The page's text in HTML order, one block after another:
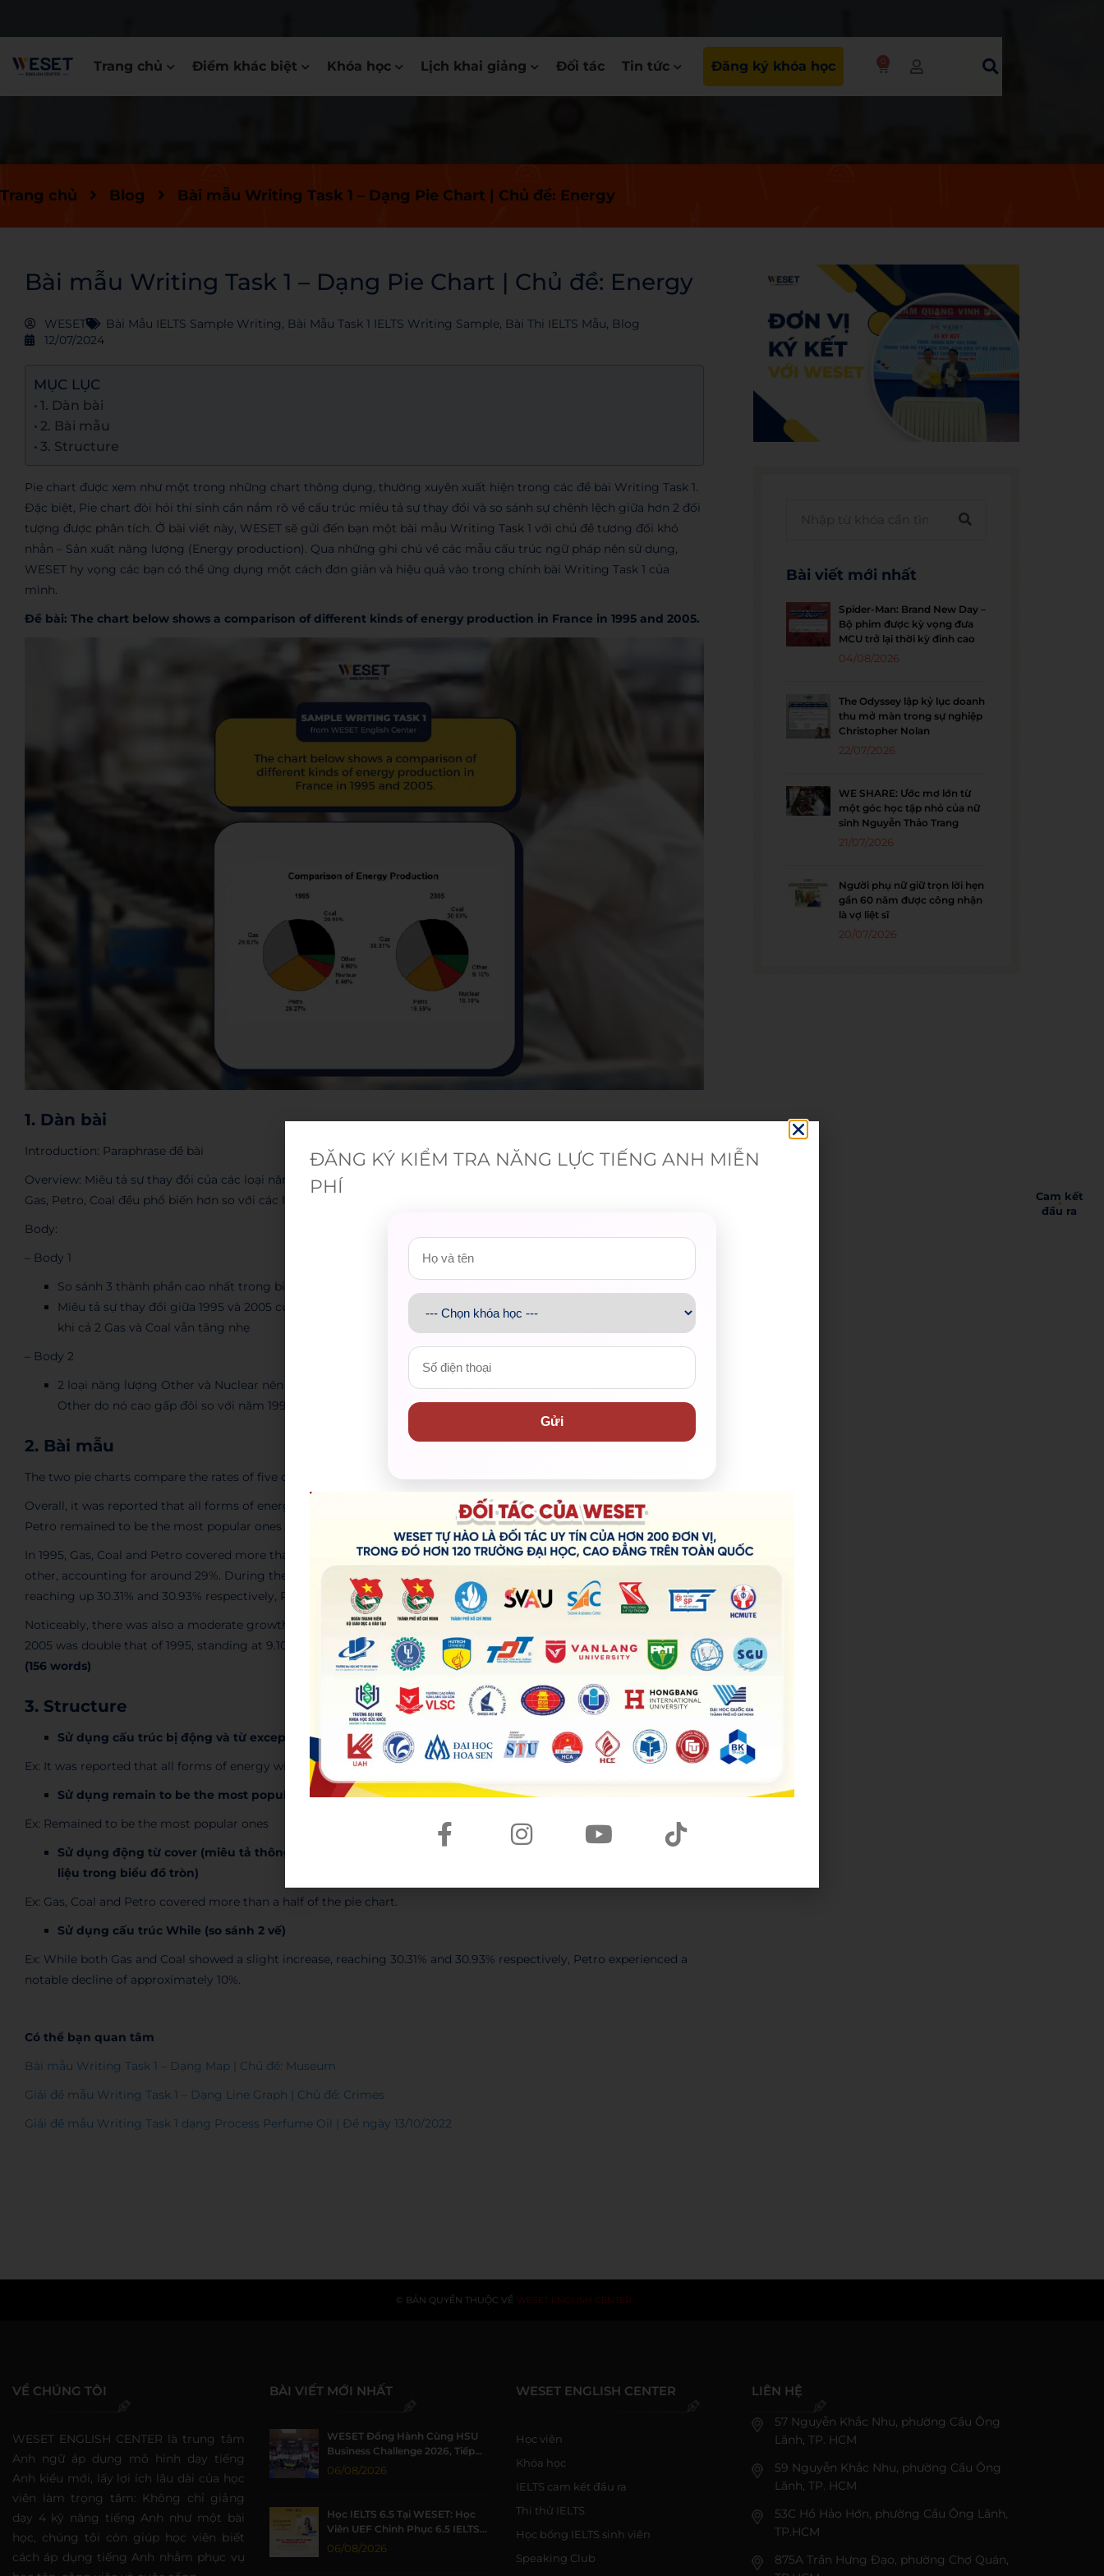
Trang chủ Điểm khác biệt Khóa học Lịch khai giảng Đối tác Tin tức Đăng ký khóa học 0
Trang chủ Blog Bài mẫu Writing Task 1 – Dạng Pie Chart | Chủ đề: Energy
Bài mẫu Writing Task 1 – Dạng Pie Chart | Chủ đề: Energy
WESET Bài Mẫu IELTS Sample Writing, Bài Mẫu Task 1 IELTS Writing Sample, Bài Thi IELTS Mẫu, Blog
12/07/2024
MỤC LỤC
1. Dàn bài
2. Bài mẫu
3. Structure
Pie chart được xem như một trong những chart thông dụng, thường xuyên xuất hiện trong các đề bài Writing Task 1.
Đặc biệt, Pie chart đòi hỏi thí sinh cần nắm rõ về cấu trúc miêu tả sự thay đổi và so sánh sự chênh lệch giữa hơn 2 đối
tượng được phân tích. Ở bài viết này, WESET sẽ gửi đến bạn một bài mẫu Writing Task 1 với chủ đề tương đối khó
nhằn – Sản xuất năng lượng (Energy production). Qua những ghi chú về các mẫu cấu trúc ngữ pháp nên sử dụng,
WESET hy vọng các bạn có thể ứng dụng một cách đơn giản và hiệu quả vào trong chính bài Writing Task 1 của
mình.
Đề bài: The chart below shows a comparison of different kinds of energy production in France in 1995 and 2005.
1. Dàn bài
Introduction: Paraphrase đề bài
Overview: Miêu tả sự thay đổi của các loại năng lượng trong 2 năm, trong đó tất cả đều tăng trừ Petro. Ngoài ra, cả
Gas, Petro, Coal đều phổ biến hơn so với các loại khác
Body:
– Body 1
So sánh 3 thành phần cao nhất trong biểu đồ tròn là Gas, Coal và Petro (gần bằng nhau) trong năm 1995
Miêu tả sự thay đổi giữa 1995 và 2005 của 3 loại năng lượng đó, đặc biệt nêu bật sự suy giảm của Petro trong
khi cả 2 Gas và Coal vẫn tăng nhẹ
– Body 2
2 loại năng lượng Other và Nuclear nên được so sánh cùng nhau do có sự tương đồng => Chú ý miêu tả kỹ phần
Other do nó cao gấp đôi so với năm 1995
2. Bài mẫu
The two pie charts compare the rates of five different energy types being produced in France in 1995 and 2005.
Overall, it was reported that all forms of energy witnessed a rising trend, except for Petro. Additionally, Coal, Gas and
Petro remained to be the most popular ones in terms of energy generation.
In 1995, Gas, Coal and Petro covered more than a half of the pie chart, and all of them were roughly equal to each
other, accounting for around 29%. During the period of ten years, while both Gas and Coal showed a slight increase,
reaching up 30.31% and 30.93% respectively, Petro experienced a notable decline of approximately 10%.
Noticeably, there was also a moderate growth for both Other and Nuclear power. In particular, the figure for Other in
2005 was double that of 1995, standing at 9.10% and the percentage of Nuclear saw an estimated rise of 4% in 2005.
(156 words)
3. Structure
Sử dụng cấu trúc bị động và từ except (miêu tả thông tin xu hướng trừ một loại đặc biệt)
Ex: It was reported that all forms of energy witnessed a rising trend, except for Petro.
Sử dụng remain to be the most popular ones (nêu bật thông tin quan trọng)
Ex: Remained to be the most popular ones
Sử dụng động từ cover (miêu tả thông tin, đặc biệt là khi muốn tập trung sự chú ý về sự lớn/nhỏ của số
liệu trong biểu đồ tròn)
Ex: Gas, Coal and Petro covered more than a half of the pie chart.
Sử dụng cấu trúc While (so sánh 2 vế)
Ex: While both Gas and Coal showed a slight increase, reaching 30.31% and 30.93% respectively, Petro experienced a
notable decline of approximately 10%.
Có thể bạn quan tâm
Bài mẫu Writing Task 1 – Dạng Map | Chủ đề: Museum
Giải đề mẫu Writing Task 1 – Dạng Line Graph | Chủ đề: Crimes
Giải đề mẫu Writing Task 1 dạng Process Perfume Oil | Đề ngày 13/10/2022
Bài viết mới nhất
Spider-Man: Brand New Day –
Bộ phim được kỳ vọng đưa
MCU trở lại thời kỳ đỉnh cao
04/08/2026
The Odyssey lập kỷ lục doanh
thu mở màn trong sự nghiệp
Christopher Nolan
22/07/2026
WE SHARE: Ước mơ lớn từ
một góc học tập nhỏ của nữ
sinh Nguyễn Thảo Trang
21/07/2026
Người phụ nữ giữ trọn lời hẹn
gần 60 năm được công nhận
là vợ liệt sĩ
20/07/2026
© BẢN QUYỀN THUỘC VỀ WESET ENGLISH CENTER
VỀ CHÚNG TÔI
WESET ENGLISH CENTER là trung tâm
Anh ngữ áp dụng mô hình dạy tiếng
Anh kiểu mới, lấy lợi ích lâu dài của học
viên làm trọng tâm: Không chỉ giảng
dạy 4 kỹ năng tiếng Anh như một bài
học, chúng tôi còn giúp học viên biết
cách áp dụng tiếng Anh nhằm phục vụ
BÀI VIẾT MỚI NHẤT
WESET Đồng Hành Cùng HSU
Business Challenge 2026, Tiếp
Sức Sinh Viên Khởi Nghiệp
06/08/2026
Học IELTS 6.5 Tại WESET: Học
Viên UEF Chinh Phục 6.5 IELTS
Nhờ Môi Trường Học Tập Chất
06/08/2026
WESET ENGLISH CENTER
Học viên
Khóa học
IELTS cam kết đầu ra
Thi thử IELTS
Học bổng IELTS sinh viên
Speaking Club
LIÊN HỆ
57 Nguyễn Khắc Nhu, phường Cầu Ông
Lãnh, TP. HCM
59 Nguyễn Khắc Nhu, phường Cầu Ông
Lãnh, TP. HCM
53C Hồ Hảo Hớn, phường Cầu Ông Lãnh,
TP.HCM
875A Trần Hưng Đạo, phường Chợ Quán,
Cam kết
đầu ra
ĐĂNG KÝ KIỂM TRA NĂNG LỰC TIẾNG ANH MIỄN
PHÍ
Gửi